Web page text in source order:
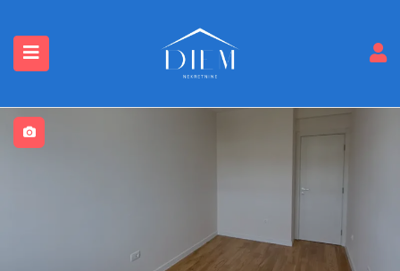
(Nekretnine)